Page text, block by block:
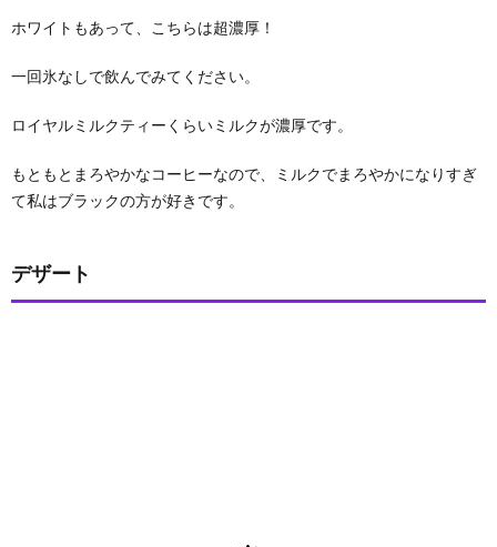
ホワイトもあって、こちらは超濃厚！
一回氷なしで飲んでみてください。
ロイヤルミルクティーくらいミルクが濃厚です。
もともとまろやかなコーヒーなので、ミルクでまろやかになりすぎ
て私はブラックの方が好きです。
デザート